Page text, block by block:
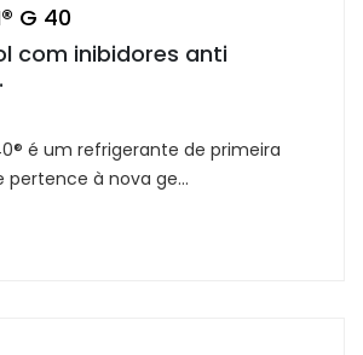
G 40
com inibidores anti
é um refrigerante de primeira
pertence à nova ge...